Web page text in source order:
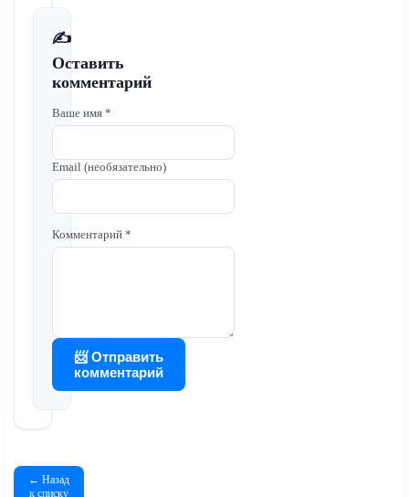
✍️
Оставить
комментарий
Ваше имя *
Email (необязательно)
Комментарий *
📨 Отправить
комментарий
← Назад
к списку